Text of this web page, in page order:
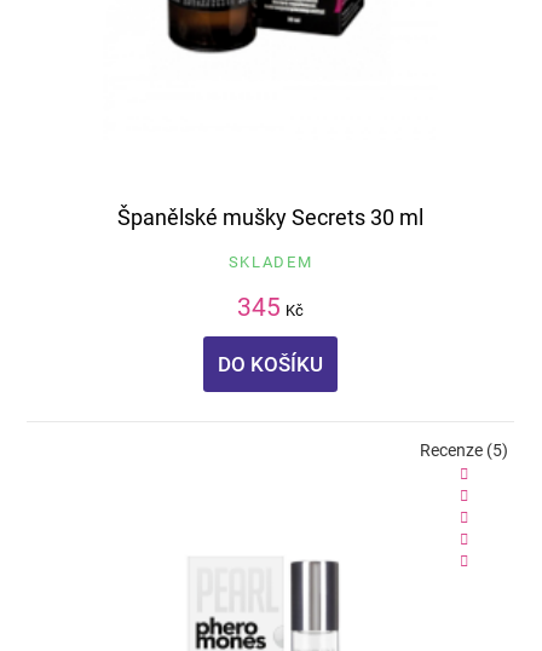
Španělské mušky Secrets 30 ml
SKLADEM
345 Kč
DO KOŠÍKU
Recenze (5)